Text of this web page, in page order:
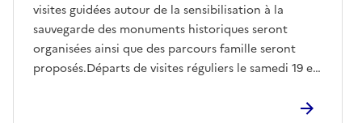
visites guidées autour de la sensibilisation à la
sauvegarde des monuments historiques seront
organisées ainsi que des parcours famille seront
proposés.Départs de visites réguliers le samedi 19 et